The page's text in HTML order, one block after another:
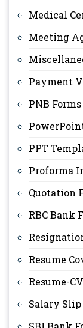
Medical
Meeting
Payment
PNB Forms
PPT
Proforma
Quotation
RBC Bank
Resume
Resume-
Salary